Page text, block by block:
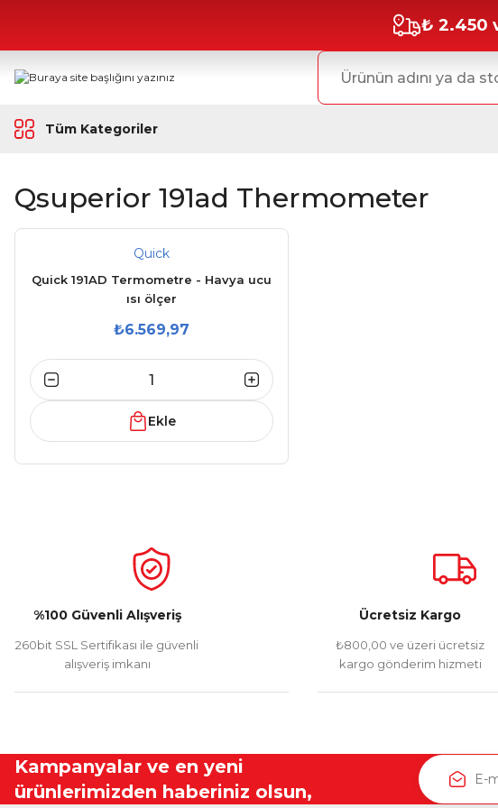
₺ 2.450
Tüm Kategoriler
Qsuperior 191ad Thermometer
Quick
Quick 191AD Termometre - Havya ucu
ısı ölçer
₺6.569,97
Ekle
%100 Güvenli Alışveriş
260bit SSL Sertifikası ile güvenli
alışveriş imkanı
Ücretsiz Kargo
₺800,00 ve üzeri ücretsiz
kargo gönderim hizmeti
Kampanyalar ve en yeni
ürünlerimizden haberiniz olsun,